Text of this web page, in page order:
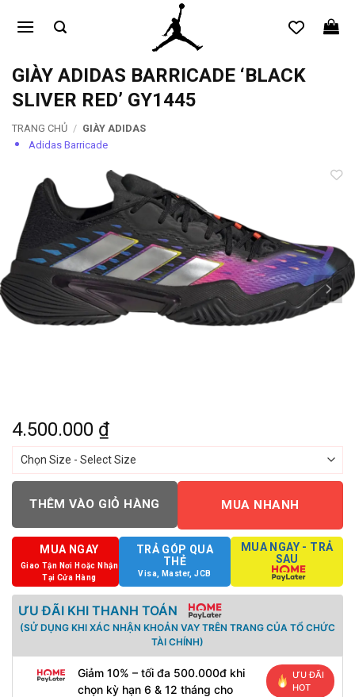
qua
dungGIÀY ADIDAS BARRICADE ‘BLACK
SLIVER RED’ GY1445
TRANG CHỦ / GIÀY ADIDAS
Adidas Barricade
4.500.000 ₫
THÊM VÀO GIỎ HÀNG MUA NHANH
MUA NGAY
Giao Tận Nơi Hoặc Nhận
Tại Cửa Hàng
TRẢ GÓP QUA
THẺ
Visa, Master, JCB
MUA NGAY - TRẢ
SAU
ƯU ĐÃI KHI THANH TOÁN
(SỬ DỤNG KHI XÁC NHẬN KHOẢN VAY TRÊN TRANG CỦA TỔ CHỨC
TÀI CHÍNH)
Giảm 10% – tối đa 500.000đ khi
chọn kỳ hạn 6 & 12 tháng cho
ƯU ĐÃI
HOT